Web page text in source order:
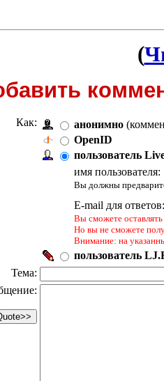
(
Как: анонимно
OpenID
пользователь
имя пользователя:
Вы должны
E-mail для
Вы сможете
Но вы не сможете
Внимание: на
пользователь
Тема: